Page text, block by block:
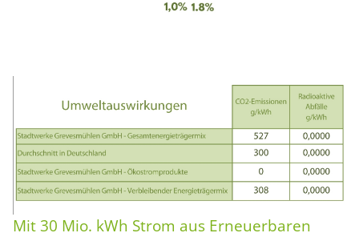
Mit 30 Mio. kWh Strom aus Erneuerbaren